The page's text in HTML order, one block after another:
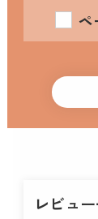
ペ
レビュ